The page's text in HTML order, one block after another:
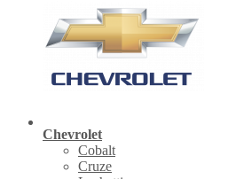
Chevrolet
Cobalt
Cruze